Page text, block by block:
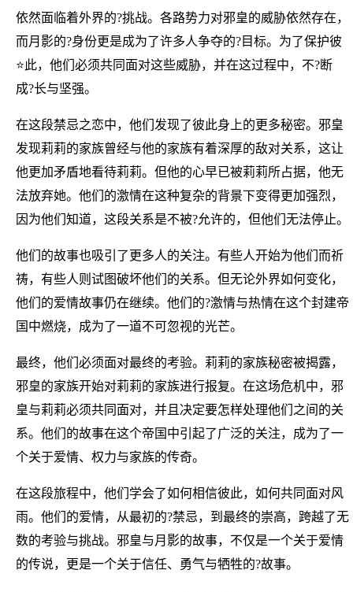
依然面临着外界的?挑战。各路势力对邪皇的威胁依然存在，
而月影的?身份更是成为了许多人争夺的?目标。为了保护彼
⭐此，他们必须共同面对这些威胁，并在这过程中，不?断
成?长与坚强。
在这段禁忌之恋中，他们发现了彼此身上的更多秘密。邪皇
发现莉莉的家族曾经与他的家族有着深厚的敌对关系，这让
他更加矛盾地看待莉莉。但他的心早已被莉莉所占据，他无
法放弃她。他们的激情在这种复杂的背景下变得更加强烈，
因为他们知道，这段关系是不被?允许的，但他们无法停止。
他们的故事也吸引了更多人的关注。有些人开始为他们而祈
祷，有些人则试图破坏他们的关系。但无论外界如何变化，
他们的爱情故事仍在继续。他们的?激情与热情在这个封建帝
国中燃烧，成为了一道不可忽视的光芒。
最终，他们必须面对最终的考验。莉莉的家族秘密被揭露，
邪皇的家族开始对莉莉的家族进行报复。在这场危机中，邪
皇与莉莉必须共同面对，并且决定要怎样处理他们之间的关
系。他们的故事在这个帝国中引起了广泛的关注，成为了一
个关于爱情、权力与家族的传奇。
在这段旅程中，他们学会了如何相信彼此，如何共同面对风
雨。他们的爱情，从最初的?禁忌，到最终的崇高，跨越了无
数的考验与挑战。邪皇与月影的故事，不仅是一个关于爱情
的传说，更是一个关于信任、勇气与牺牲的?故事。